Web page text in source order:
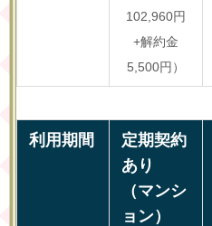
102,960円
+解約金
5,500円）
利用期間
定期契約
あり
（マンシ
ョン）